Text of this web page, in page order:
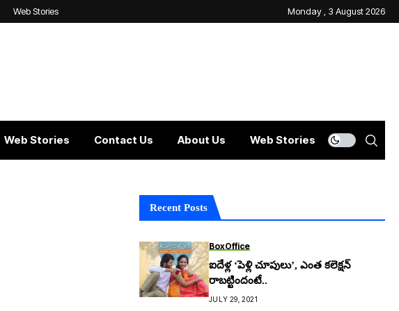
Web Stories Monday , 3 August 2026
Web Stories Contact Us About Us Web Stories
Recent Posts
BoxOffice
ఐదేళ్ల ‘పెళ్లి చూపులు’, ఎంత కలెక్షన్
రాబట్టిందంటే..
JULY 29, 2021